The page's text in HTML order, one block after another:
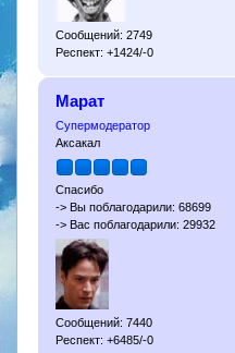
Сообщений: 2749
Респект: +1424/-0
Марат
Супермодератор
Аксакал
Спасибо
-> Вы поблагодарили: 68699
-> Вас поблагодарили: 29932
Сообщений: 7440
Респект: +6485/-0